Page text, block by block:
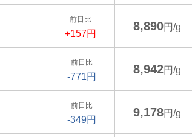
前日比
+157円
8,890円/g
前日比
-771円
8,942円/g
前日比
-349円
9,178円/g